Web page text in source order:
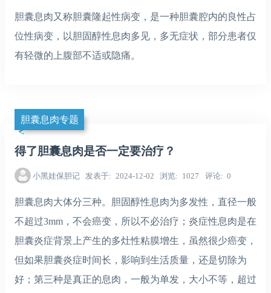
胆囊息肉又称胆囊隆起性病变，是一种胆囊腔内的良性占
位性病变，以胆固醇性息肉多见，多无症状，部分患者仅
有轻微的上腹部不适或隐痛。
胆囊息肉专题
得了胆囊息肉是否一定要治疗？
小黑娃保胆记 发表于 2024-12-02 浏览 1027 评论 0
胆囊息肉大体分三种。胆固醇性息肉为多发性，直径一般
不超过3mm，不会癌变，所以不必治疗；炎症性息肉是在
胆囊炎症背景上产生的多灶性粘膜增生，虽然很少癌变，
但如果胆囊炎症时间长，影响到生活质量，还是切除为
好；第三种是真正的息肉，一般为单发，大小不等，超过